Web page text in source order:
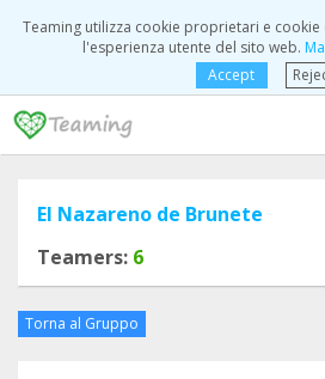
Teaming utilizza cookie proprietari e
l'esperienza utente del sito web.
Accept
El Nazareno de Brunete
Teamers: 6
Torna al Gruppo